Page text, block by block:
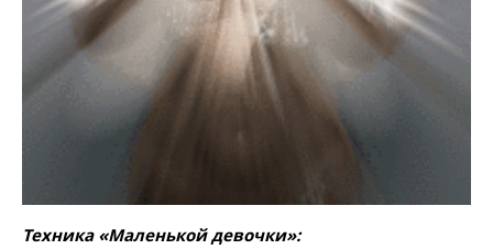
Техника «Маленькой девочки»: